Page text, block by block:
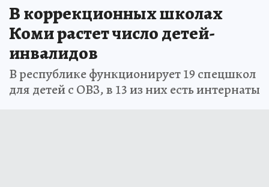
В коррекционных школах
Коми растет число детей-
инвалидов
В республике функционирует 19 спецшкол
для детей с ОВЗ, в 13 из них есть интернаты